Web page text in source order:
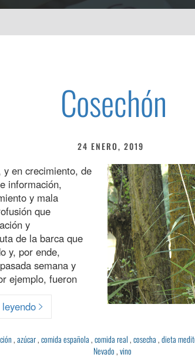
Cosechón
24 ENERO, 2019
y en crecimiento, de
información,
y mala
que
y
de la barca que
y, por ende,
semana y
ejemplo, fueron
, azúcar, comida española , comida real , cosecha , dieta
Nevado , vino